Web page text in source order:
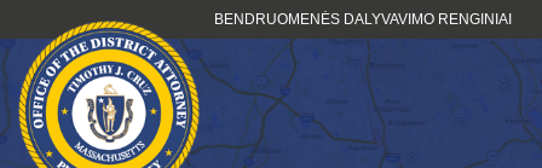
prie
turinio
BENDRUOMENĖS DALYVAVIMO RENGINIAI